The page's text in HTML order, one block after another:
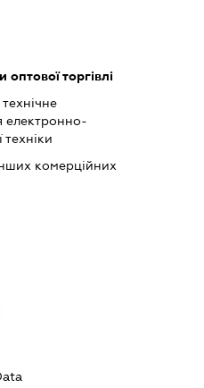
оптової торгівлі
електронно-
комерційних